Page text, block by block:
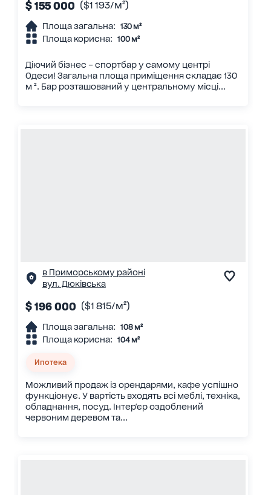
$ 155 000 ($1 193/м²)
Площа загальна: 130 м²
Площа корисна: 100 м²
Діючий бізнес – спортбар у самому центрі
Одеси! Загальна площа приміщення складає 130
м ². Бар розташований у центральному місці...
в Приморському районі
вул. Дюківська
$ 196 000 ($1 815/м²)
Площа загальна: 108 м²
Площа корисна: 104 м²
Ипотека
Можливий продаж із орендарями, кафе успішно
функціонує. У вартість входять всі меблі, техніка,
обладнання, посуд. Інтер'єр оздоблений
червоним деревом та...